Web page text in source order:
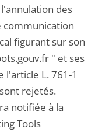
des
communication
figurant sur son
" et ses
l'article L. 761-1
rejetés.
notifiée à la
Tools